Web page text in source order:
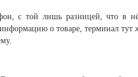
с той лишь разницей, что в
о товаре, терминал тут